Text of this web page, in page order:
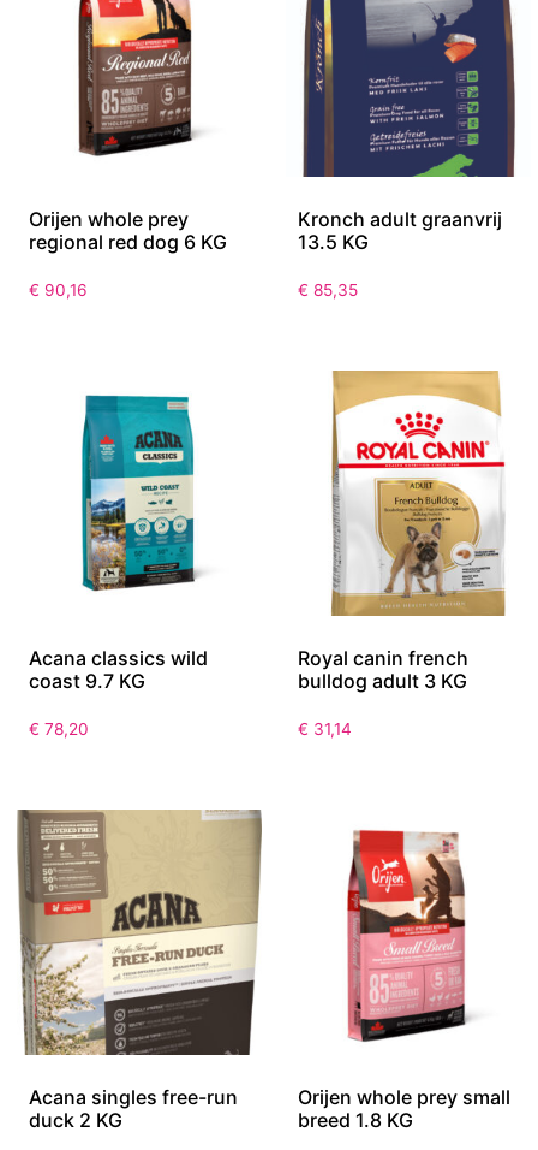
Orijen whole prey
regional red dog 6 KG
€ 90,16
Kronch adult graanvrij
13.5 KG
€ 85,35
Acana classics wild
coast 9.7 KG
€ 78,20
Royal canin french
bulldog adult 3 KG
€ 31,14
Acana singles free-run
duck 2 KG
Orijen whole prey small
breed 1.8 KG